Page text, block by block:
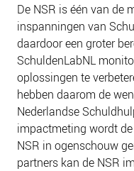
De NSR is één van de
inspanningen van
daardoor een groter
SchuldenLabNL
oplossingen te
hebben daarom de
Nederlandse
impactmeting wordt
NSR in ogenschouw
partners kan de NSR